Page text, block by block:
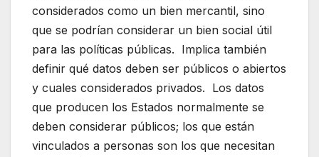
considerados como un bien mercantil, sino
que se podrían considerar un bien social útil
para las políticas públicas. Implica también
definir qué datos deben ser públicos o abiertos
y cuales considerados privados. Los datos
que producen los Estados normalmente se
deben considerar públicos; los que están
vinculados a personas son los que necesitan